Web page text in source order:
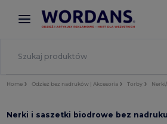
× Aplikacja Wordans
Lepsze ceny w aplikacji!
Home Odzież bez nadruków | Akcesoria Torby
Nerki i saszetki biodrowe bez nadruku